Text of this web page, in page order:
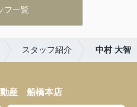
フ一覧
スタッフ紹介 中村 大智
動産 船橋本店